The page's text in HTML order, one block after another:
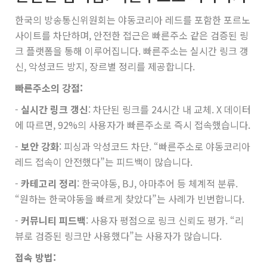
한국의 방송통신위원회는 야동코리아 레드를 포함한 포르노
사이트를 차단하며, 안전한 접근은 빠른주소 같은 검증된 링
크 플랫폼을 통해 이루어집니다. 빠른주소는 실시간 링크 갱
신, 악성코드 방지, 장르별 정리를 제공합니다.
빠른주소의 강점:
- 실시간 링크 갱신: 차단된 링크를 24시간 내 교체. X 데이터
에 따르면, 92%의 사용자가 빠른주소로 즉시 접속했습니다.
- 보안 강화: 피싱과 악성코드 차단. “빠른주소로 야동코리아
레드 접속이 안전했다”는 피드백이 많습니다.
- 카테고리 정리: 한국야동, BJ, 아마추어 등 체계적 분류.
“원하는 한국야동을 빠르게 찾았다”는 사례가 빈번합니다.
- 커뮤니티 피드백: 사용자 평점으로 링크 신뢰도 평가. “리
뷰로 검증된 링크만 사용했다”는 사용자가 많습니다.
접속 방법: